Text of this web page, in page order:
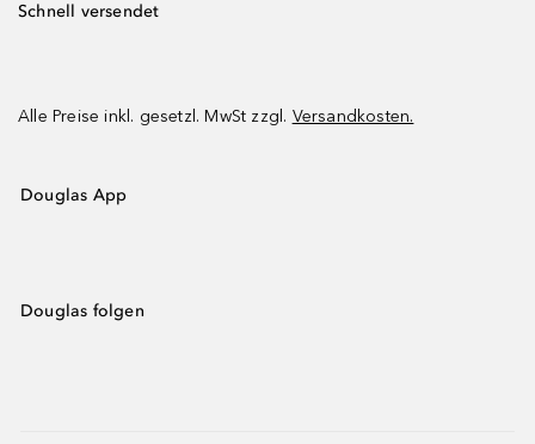
Schnell versendet
Alle Preise inkl. gesetzl. MwSt zzgl. Versandkosten.
Douglas App
Douglas folgen